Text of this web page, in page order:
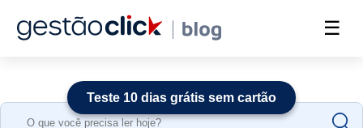
☰
Search
Teste 10 dias grátis sem cartão